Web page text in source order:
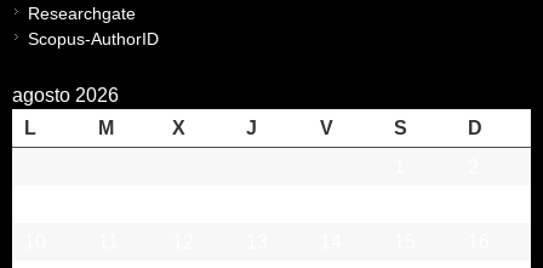
Researchgate
Scopus-AuthorID
agosto 2026
L
M X J V S
D